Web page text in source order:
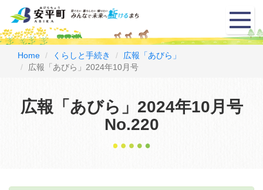
メ
ニ
ュ
Home くらしと手続き
広報「あびら」
広報「あびら」2024年10月号
広報「あびら」2024年10月号
No.220